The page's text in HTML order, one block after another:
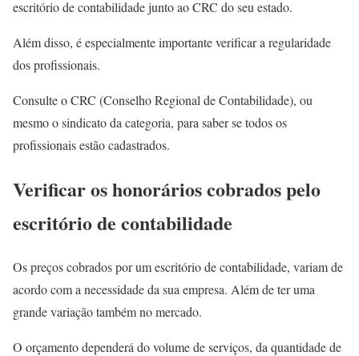
escritório de contabilidade junto ao CRC do seu estado.
Além disso, é especialmente importante verificar a regularidade
dos profissionais.
Consulte o CRC (Conselho Regional de Contabilidade), ou
mesmo o sindicato da categoria, para saber se todos os
profissionais estão cadastrados.
Verificar os honorários cobrados pelo
escritório de contabilidade
Os preços cobrados por um escritório de contabilidade, variam de
acordo com a necessidade da sua empresa. Além de ter uma
grande variação também no mercado.
O orçamento dependerá do volume de serviços, da quantidade de